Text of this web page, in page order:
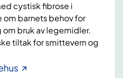
cystisk fibrose i
om barnets behov for
bruk av legemidler.
tiltak for smittevern og